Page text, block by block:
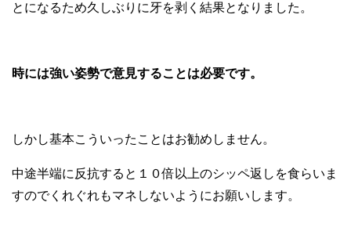
とになるため久しぶりに牙を剥く結果となりました。
時には強い姿勢で意見することは必要です。
しかし基本こういったことはお勧めしません。
中途半端に反抗すると１０倍以上のシッペ返しを食らいま
すのでくれぐれもマネしないようにお願いします。